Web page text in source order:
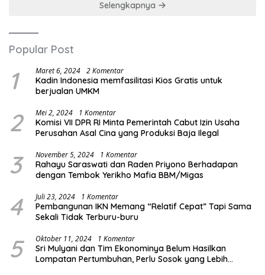
Selengkapnya
Popular Post
1 Maret 6, 2024 2 Komentar
Kadin Indonesia memfasilitasi Kios Gratis untuk
berjualan UMKM
2 Mei 2, 2024 1 Komentar
Komisi VII DPR RI Minta Pemerintah Cabut Izin Usaha
Perusahan Asal Cina yang Produksi Baja Ilegal
3 November 5, 2024 1 Komentar
Rahayu Saraswati dan Raden Priyono Berhadapan
dengan Tembok Yerikho Mafia BBM/Migas
4 Juli 23, 2024 1 Komentar
Pembangunan IKN Memang “Relatif Cepat” Tapi Sama
Sekali Tidak Terburu-buru
5 Oktober 11, 2024 1 Komentar
Sri Mulyani dan Tim Ekonominya Belum Hasilkan
Lompatan Pertumbuhan, Perlu Sosok yang Lebih